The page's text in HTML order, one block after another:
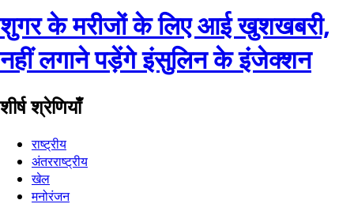
शुगर के मरीजों के लिए आई खुशखबरी,
नहीं लगाने पड़ेंगे इंसुलिन के इंजेक्शन
शीर्ष श्रेणियाँ
राष्ट्रीय
अंतरराष्ट्रीय
खेल
मनोरंजन